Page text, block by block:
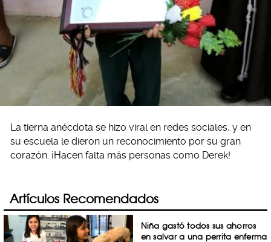
La tierna anécdota se hizo viral en redes sociales, y en
su escuela le dieron un reconocimiento por su gran
corazón. ¡Hacen falta más personas como Derek!
Artículos Recomendados
Niña gastó todos sus ahorros
en salvar a una perrita enferma